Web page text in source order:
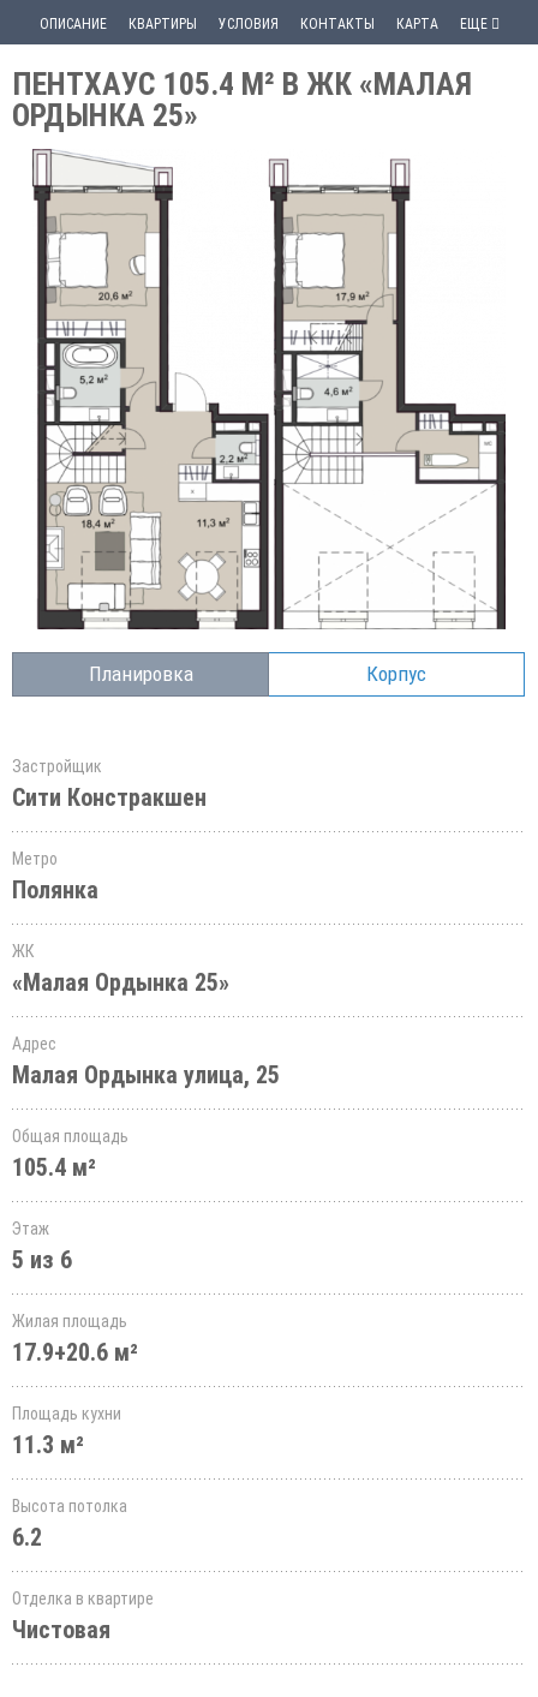
ОПИСАНИЕ КВАРТИРЫ УСЛОВИЯ КОНТАКТЫ КАРТА ЕЩЕ
ПЕНТХАУС 105.4 М² В ЖК «МАЛАЯ
ОРДЫНКА 25»
Планировка Корпус
Застройщик
Сити Констракшен
Метро
Полянка
ЖК
«Малая Ордынка 25»
Адрес
Малая Ордынка улица, 25
Общая площадь
105.4 м²
Этаж
5 из 6
Жилая площадь
17.9+20.6 м²
Площадь кухни
11.3 м²
Высота потолка
6.2
Отделка в квартире
Чистовая